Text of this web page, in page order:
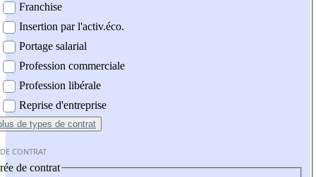
Franchise
Insertion par l'activ.éco.
Portage salarial
Profession commerciale
Profession libérale
Reprise d'entreprise
de types de contrat
CONTRAT
de contrat